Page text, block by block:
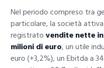
Nel periodo compreso tra
particolare, la società
registratovendite nette
milioni di euro, un utile
euro (+3,2%), un Ebitda a